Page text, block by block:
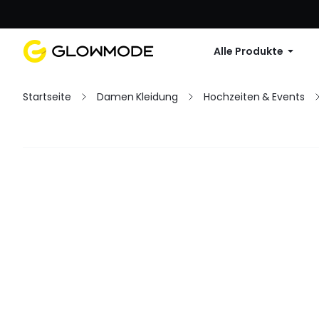
Alle Produkte
Startseite Damen Kleidung Hochzeiten & Events